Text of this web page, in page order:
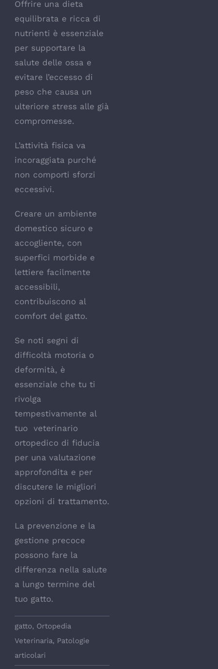
Offrire una dieta
equilibrata e ricca di
nutrienti è essenziale
per supportare la
salute delle ossa e
evitare l’eccesso di
peso che causa un
ulteriore stress alle già
compromesse.
L’attività fisica va
incoraggiata purché
non comporti sforzi
eccessivi.
Creare un ambiente
domestico sicuro e
accogliente, con
superfici morbide e
lettiere facilmente
accessibili,
contribuiscono al
comfort del gatto.
Se noti segni di
difficoltà motoria o
deformità, è
essenziale che tu ti
rivolga
tempestivamente al
tuo veterinario
ortopedico di fiducia
per una valutazione
approfondita e per
discutere le migliori
opzioni di trattamento.
La prevenzione e la
gestione precoce
possono fare la
differenza nella salute
a lungo termine del
tuo gatto.
gatto, Ortopedia
Veterinaria, Patologie
articolari